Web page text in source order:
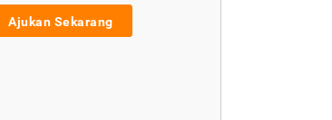
Ajukan Sekarang